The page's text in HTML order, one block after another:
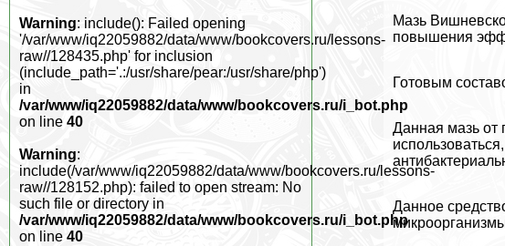
Мазь
повышения
Готовым
Данная мазь от
Данное
Warning: include(): Failed opening
'/var/www/iq22059882/data/www/bookcovers.ru/lessons-
raw//128435.php' for inclusion
(include_path='.:/usr/share/pear:/usr/share/php')
in
/var/www/iq22059882/data/www/bookcovers.ru/i_bot.php
on line 40
Warning:
include(/var/www/iq22059882/data/www/bookcovers.ru/lessons-
raw//128152.php): failed to open stream: No
such file or directory in
/var/www/iq22059882/data/www/bookcovers.ru/i_bot.php
on line 40